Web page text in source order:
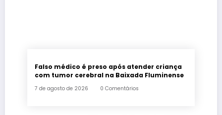
Falso médico é preso após atender criança
com tumor cerebral na Baixada Fluminense
7 de agosto de 2026 0 Comentários